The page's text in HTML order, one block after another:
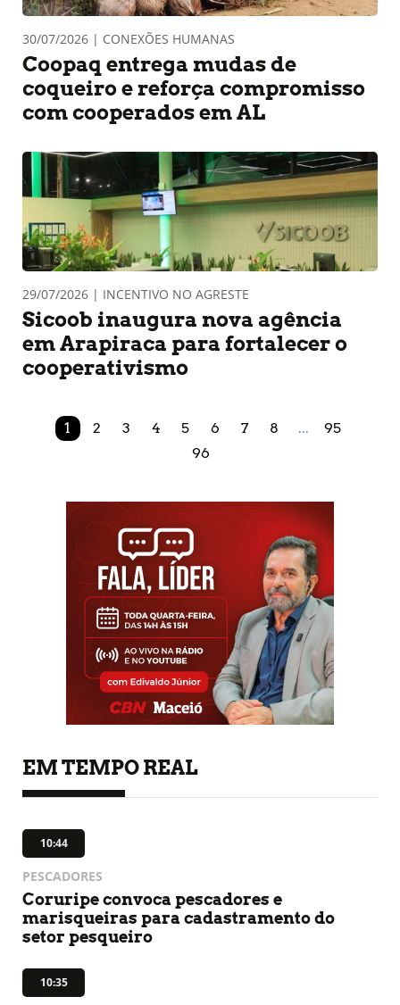
30/07/2026 | CONEXÕES HUMANAS
Coopaq entrega mudas de
coqueiro e reforça compromisso
com cooperados em AL
29/07/2026 | INCENTIVO NO AGRESTE
Sicoob inaugura nova agência
em Arapiraca para fortalecer o
cooperativismo
1 2 3 4 5 6 7 8 ...
95
96
EM TEMPO REAL
10:44
PESCADORES
Coruripe convoca pescadores e
marisqueiras para cadastramento do
setor pesqueiro
10:35